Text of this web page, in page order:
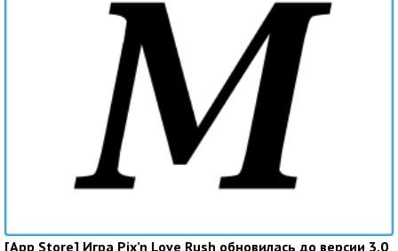
[App Store] Игра Pix’n Love Rush обновилась до версии 3.0